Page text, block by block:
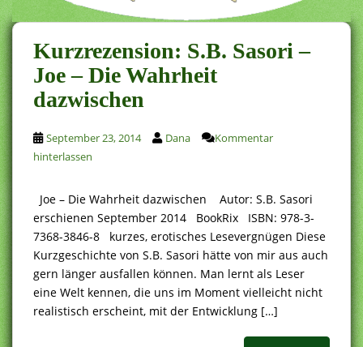
Kurzrezension: S.B. Sasori –
Joe – Die Wahrheit
dazwischen
September 23, 2014 Dana
Kommentar
hinterlassen
Joe – Die Wahrheit dazwischen Autor: S.B. Sasori
erschienen September 2014 BookRix ISBN: 978-3-
7368-3846-8 kurzes, erotisches Lesevergnügen Diese
Kurzgeschichte von S.B. Sasori hätte von mir aus auch
gern länger ausfallen können. Man lernt als Leser
eine Welt kennen, die uns im Moment vielleicht nicht
realistisch erscheint, mit der Entwicklung […]